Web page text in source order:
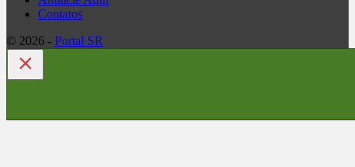
Contatos
© 2026 - Portal SR